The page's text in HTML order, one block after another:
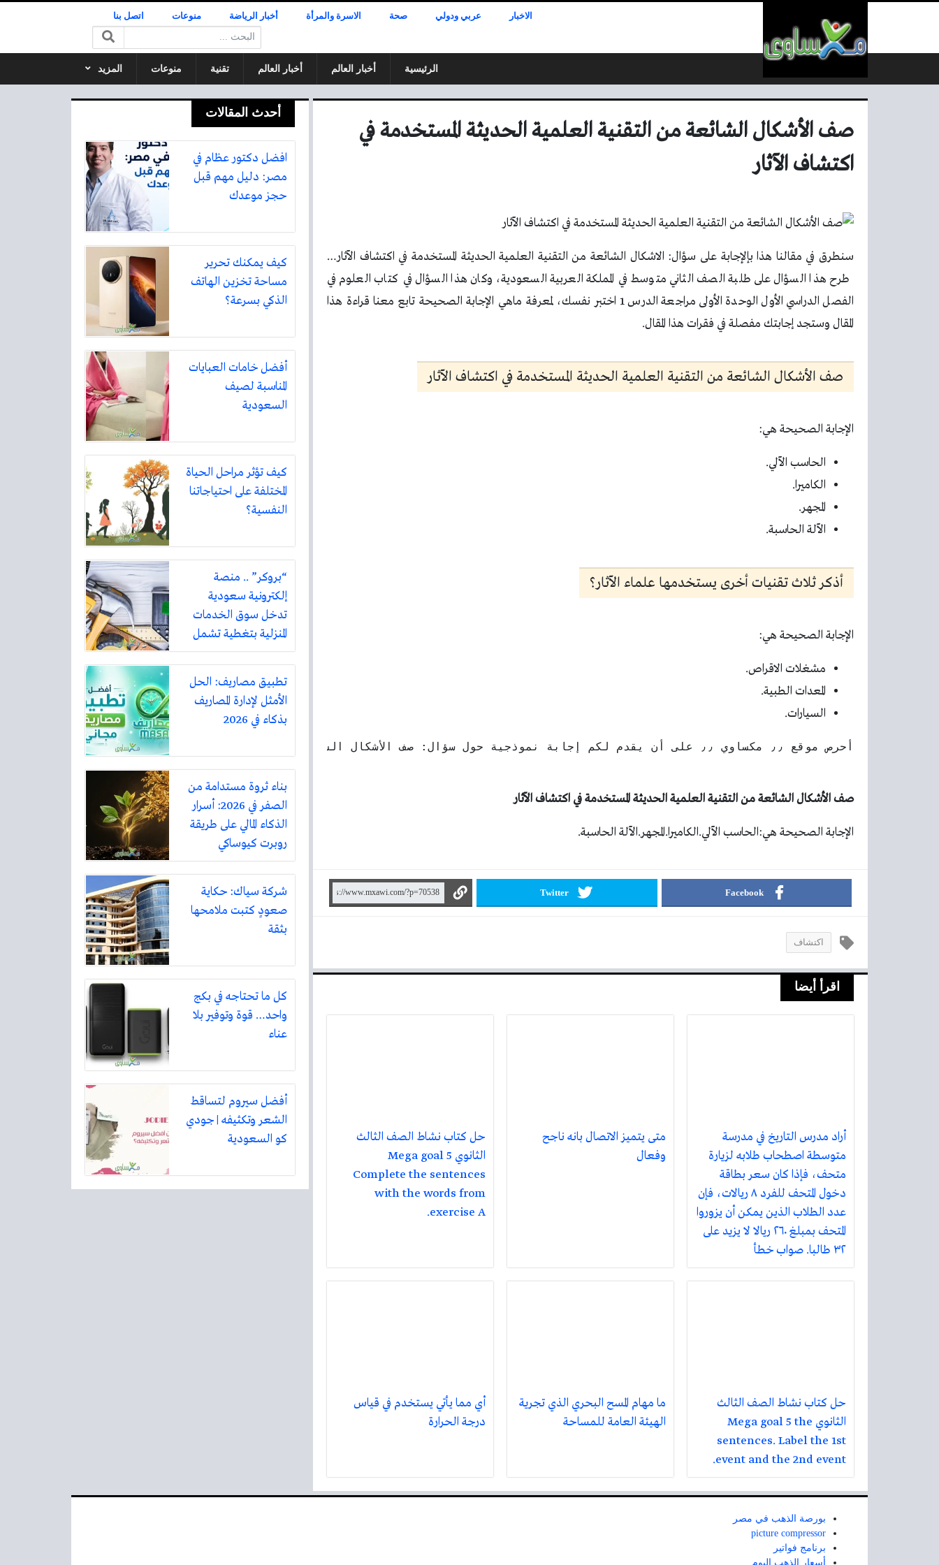
الاخبار عربي ودولي صحة الاسرة والمرأة أخبار الرياضة منوعات اتصل بنا
البحث:
الرئيسية أخبار العالم أخبار العالم تقنية منوعات المزيد
صف الأشكال الشائعة من التقنية العلمية الحديثة المستخدمة في
اكتشاف الآثار
سنطرق في مقالنا هذا بإلإجابة على سؤال: الاشكال الشائعة من التقنية العلمية الحديثة المستخدمة في اكتشاف الآثار…
طرح هذا السؤال على طلبة الصف الثاني متوسط في المملكة العربية السعودية، وكان هذا السؤال في كتاب العلوم في
الفصل الدراسي الأول الوحدة الأولى مراجعة الدرس 1 اختبر نفسك، لمعرفة ماهي الإجابة الصحيحة تابع معنا قراءة هذا
المقال وستجد إجابتك مفصلة في فقرات هذا المقال.
صف الأشكال الشائعة من التقنية العلمية الحديثة المستخدمة في اكتشاف الآثار
الإجابة الصحيحة هي:
الحاسب الآلي.
الكاميرا.
المجهر.
الآلة الحاسبة.
أذكر ثلاث تقنيات أخرى يستخدمها علماء الآثار؟
الإجابة الصحيحة هي:
مشغلات الاقراص.
المعدات الطبية.
السيارات.
صف الأشكال الشائعة من التقنية العلمية الحديثة المستخدمة في اكتشاف الآثار
الإجابة الصحيحة هي:الحاسب الآلي.الكاميرا.المجهر.الآلة الحاسبة.
Facebook
Twitter
اكتشاف
اقرأ أيضا
أراد مدرس التاريخ في مدرسة
متوسطة اصطحاب طلابه لزيارة
متحف، فإذا كان سعر بطاقة
دخول المتحف للفرد ٨ ريالات، فإن
عدد الطلاب الذين يمكن أن يزوروا
المتحف بمبلغ ٢٦٠ ريالا لا يزيد على
٣٢ طالبا. صواب خطأ
متى يتميز الاتصال بانه ناجح
وفعال
حل كتاب نشاط الصف الثالث
الثانوي Mega goal 5
Complete the sentences
with the words from
exercise A.
حل كتاب نشاط الصف الثالث
الثانوي Mega goal 5 the
sentences. Label the 1st
event and the 2nd event.
ما مهام المسح البحري الذي تجرية
الهيئة العامة للمساحة
أي مما يأتي يستخدم في قياس
درجة الحرارة
أحدث المقالات
افضل دكتور عظام في
مصر: دليل مهم قبل
حجز موعدك
كيف يمكنك تحرير
مساحة تخزين الهاتف
الذكي بسرعة؟
أفضل خامات العبايات
المناسبة لصيف
السعودية
كيف تؤثر مراحل الحياة
المختلفة على احتياجاتنا
النفسية؟
“بروكر” .. منصة
إلكترونية سعودية
تدخل سوق الخدمات
المنزلية بتغطية تشمل
أكثر من ثلاثين مدينة
تطبيق مصاريف: الحل
الأمثل لإدارة المصاريف
بذكاء في 2026
بناء ثروة مستدامة من
الصفر في 2026: أسرار
الذكاء المالي على طريقة
روبرت كيوساكي
شركة سياك: حكاية
صعودٍ كتبت ملامحها
بثقة
كل ما تحتاجه في بكج
واحد… قوة وتوفير بلا
عناء
أفضل سيروم لتساقط
الشعر وتكثيفه | جودي
كو السعودية
بورصة الذهب في مصر
picture compressor
برنامج فواتير
أسعار الذهب اليوم